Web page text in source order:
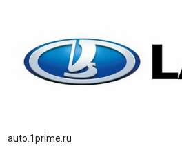
auto.1prime.ru